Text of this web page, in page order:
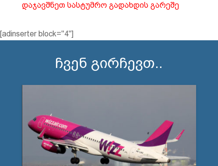
დაჯავშნეთ სასტუმრო გადახდის გარეშე
[adinserter block="4"]
ჩვენ გირჩევთ..